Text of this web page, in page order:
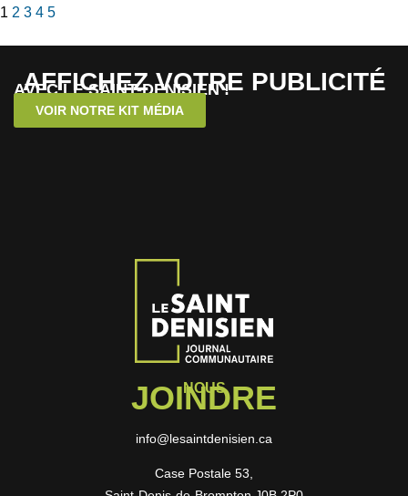
1 2 3 4 5
AFFICHEZ VOTRE PUBLICITÉ
AVEC LE SAINT-DENISIEN !
VOIR NOTRE KIT MÉDIA
NOUS
JOINDRE
info@lesaintdenisien.ca
Case Postale 53,